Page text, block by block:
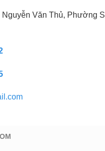
Nguyễn Văn Thủ, Phường